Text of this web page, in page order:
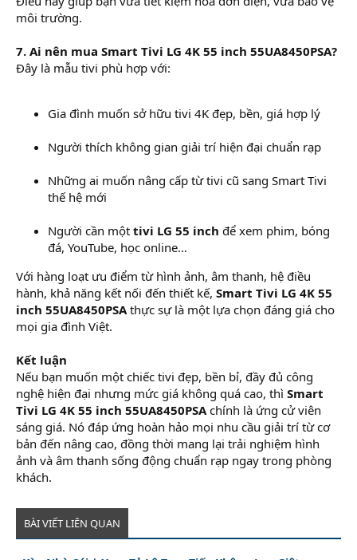
môi trường.
7. Ai nên mua Smart Tivi LG 4K 55 inch 55UA8450PSA?
Đây là mẫu tivi phù hợp với:
Gia đình muốn sở hữu tivi 4K đẹp, bền, giá hợp lý
Người thích không gian giải trí hiện đại chuẩn rạp
Những ai muốn nâng cấp từ tivi cũ sang Smart Tivi
thế hệ mới
Người cần một tivi LG 55 inch để xem phim, bóng
đá, YouTube, học online…
Với hàng loạt ưu điểm từ hình ảnh, âm thanh, hệ điều
hành, khả năng kết nối đến thiết kế, Smart Tivi LG 4K 55
inch 55UA8450PSA thực sự là một lựa chọn đáng giá cho
mọi gia đình Việt.
Kết luận
Nếu bạn muốn một chiếc tivi đẹp, bền bỉ, đầy đủ công
nghệ hiện đại nhưng mức giá không quá cao, thì Smart
Tivi LG 4K 55 inch 55UA8450PSA chính là ứng cử viên
sáng giá. Nó đáp ứng hoàn hảo mọi nhu cầu giải trí từ cơ
bản đến nâng cao, đồng thời mang lại trải nghiệm hình
ảnh và âm thanh sống động chuẩn rạp ngay trong phòng
khách.
BÀI VIẾT LIÊN QUAN